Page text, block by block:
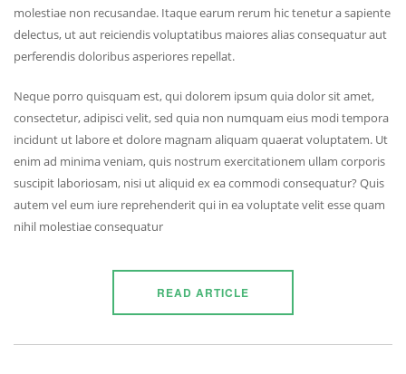
molestiae non recusandae. Itaque earum rerum hic tenetur a sapiente
delectus, ut aut reiciendis voluptatibus maiores alias consequatur aut
perferendis doloribus asperiores repellat.
Neque porro quisquam est, qui dolorem ipsum quia dolor sit amet,
consectetur, adipisci velit, sed quia non numquam eius modi tempora
incidunt ut labore et dolore magnam aliquam quaerat voluptatem. Ut
enim ad minima veniam, quis nostrum exercitationem ullam corporis
suscipit laboriosam, nisi ut aliquid ex ea commodi consequatur? Quis
autem vel eum iure reprehenderit qui in ea voluptate velit esse quam
nihil molestiae consequatur
READ ARTICLE